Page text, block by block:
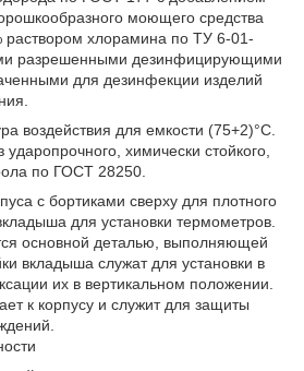
моющего средства
хлорамина по ТУ 6-01-
разрешенными дезинфицирующими
для дезинфекции изделий
воздействия для емкости (75+2)°С.
ударопрочного, химически стойкого,
по ГОСТ 28250.
с бортиками сверху для плотного
для установки термометров.
основной деталью, выполняющей
вкладыша служат для установки в
их в вертикальном положении.
к корпусу и служит для защиты